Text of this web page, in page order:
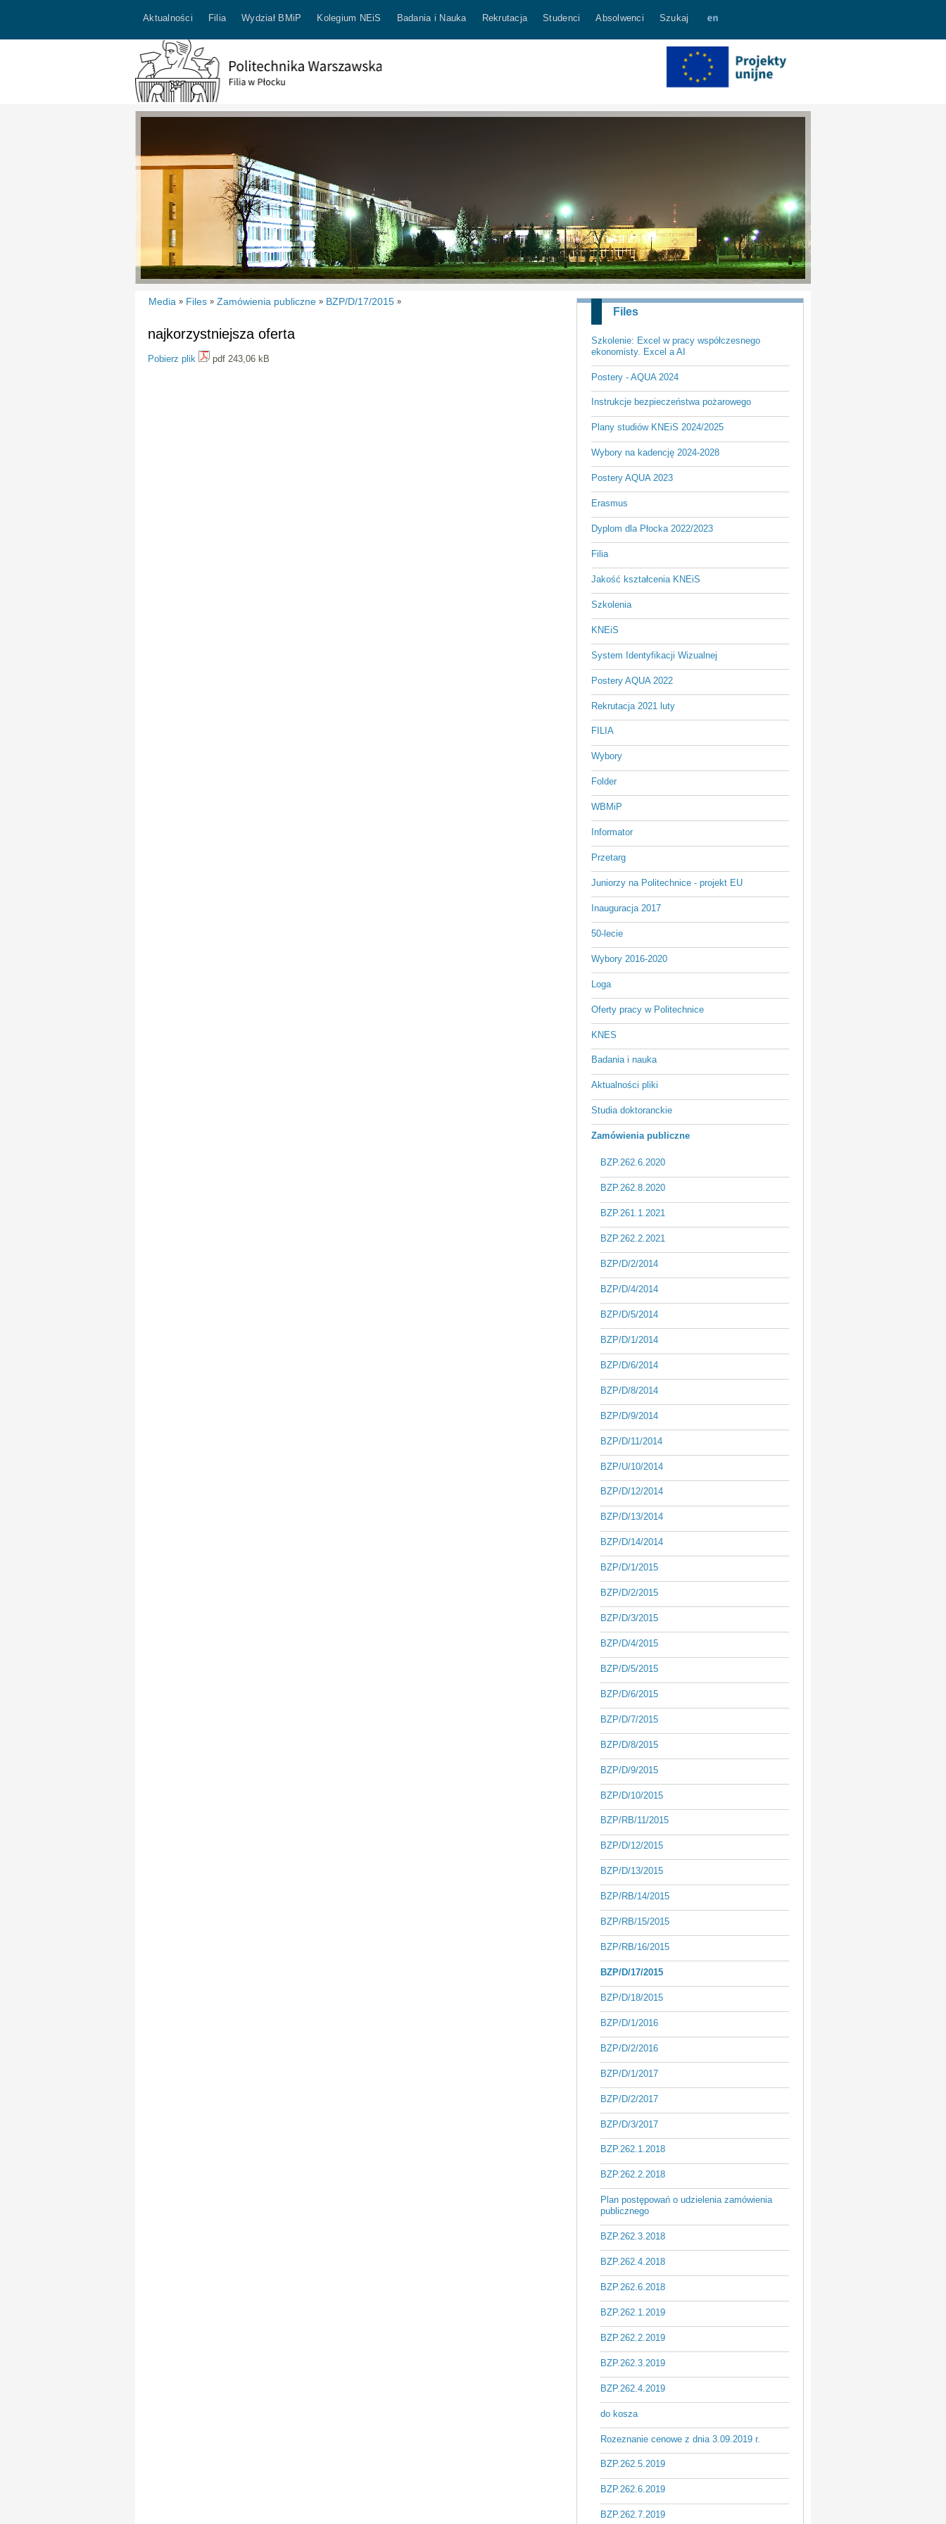
Aktualności Filia Wydział BMiP Kolegium NEiS Badania i Nauka Rekrutacja Studenci Absolwenci Szukaj
Files
Szkolenie: Excel w pracy współczesnego
ekonomisty. Excel a AI
Postery - AQUA 2024
Instrukcje bezpieczeństwa pożarowego
Plany studiów KNEiS 2024/2025
Wybory na kadencję 2024-2028
Postery AQUA 2023
Erasmus
Dyplom dla Płocka 2022/2023
Filia
Jakość kształcenia KNEiS
Szkolenia
KNEiS
System Identyfikacji Wizualnej
Postery AQUA 2022
Rekrutacja 2021 luty
FILIA
Wybory
Folder
WBMiP
Informator
Przetarg
Juniorzy na Politechnice - projekt EU
Inauguracja 2017
50-lecie
Wybory 2016-2020
Loga
Oferty pracy w Politechnice
KNES
Badania i nauka
Aktualności pliki
Studia doktoranckie
Zamówienia publiczne
BZP.262.6.2020
BZP.262.8.2020
BZP.261.1.2021
BZP.262.2.2021
BZP/D/2/2014
BZP/D/4/2014
BZP/D/5/2014
BZP/D/1/2014
BZP/D/6/2014
BZP/D/8/2014
BZP/D/9/2014
BZP/D/11/2014
BZP/U/10/2014
BZP/D/12/2014
BZP/D/13/2014
BZP/D/14/2014
BZP/D/1/2015
BZP/D/2/2015
BZP/D/3/2015
BZP/D/4/2015
BZP/D/5/2015
BZP/D/6/2015
BZP/D/7/2015
BZP/D/8/2015
BZP/D/9/2015
BZP/D/10/2015
BZP/RB/11/2015
BZP/D/12/2015
BZP/D/13/2015
BZP/RB/14/2015
BZP/RB/15/2015
BZP/RB/16/2015
BZP/D/17/2015
BZP/D/18/2015
BZP/D/1/2016
BZP/D/2/2016
BZP/D/1/2017
BZP/D/2/2017
BZP/D/3/2017
BZP.262.1.2018
BZP.262.2.2018
Plan postępowań o udzielenia zamówienia
publicznego
BZP.262.3.2018
BZP.262.4.2018
BZP.262.6.2018
BZP.262.1.2019
BZP.262.2.2019
BZP.262.3.2019
BZP.262.4.2019
do kosza
Rozeznanie cenowe z dnia 3.09.2019 r.
BZP.262.5.2019
BZP.262.6.2019
BZP.262.7.2019
Media » Files » Zamówienia publiczne » BZP/D/17/2015 »
najkorzystniejsza oferta
Pobierz plik pdf 243,06 kB